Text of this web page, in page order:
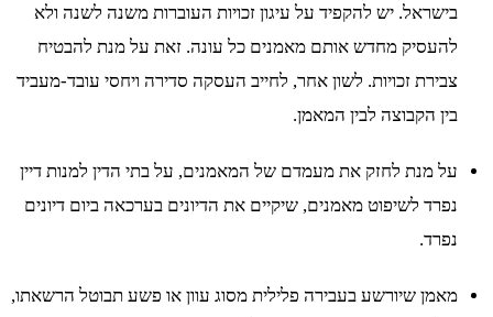
בישראל. יש להקפיד על עיגון זכויות העוברות משנה לשנה ולא
להעסיק מחדש אותם מאמנים כל עונה. זאת על מנת להבטיח
צבירת זכויות. לשון אחר, לחייב העסקה סדירה ויחסי עובד-מעביד
בין הקבוצה לבין המאמן.
על מנת לחזק את מעמדם של המאמנים, על בתי הדין למנות דיין
נפרד לשיפוט מאמנים, שיקיים את הדיונים בערכאה ביום דיונים
נפרד.
מאמן שיורשע בעבירה פלילית מסוג עוון או פשע תבוטל הרשאתו,